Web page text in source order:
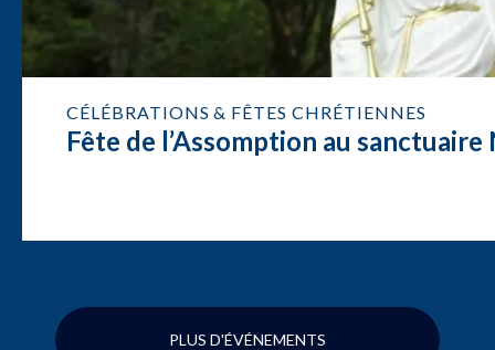
CÉLÉBRATIONS & FÊTES CHRÉTIENNES
Fête de l’Assomption au
PLUS D'ÉVÉNEMENTS